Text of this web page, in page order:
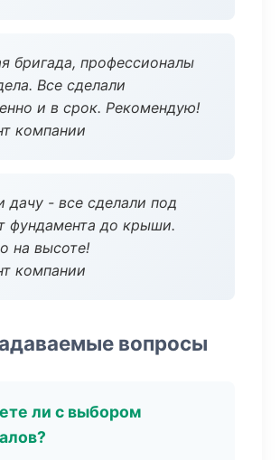
бригада, профессионалы
Все сделали
и в срок. Рекомендую!
компании
дачу - все сделали под
фундамента до крыши.
на высоте!
компании
вопросы
ли с выбором